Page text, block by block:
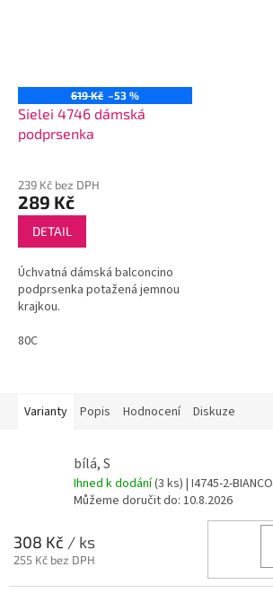
619 Kč –53 %
Sielei 4746 dámská
podprsenka
239 Kč bez DPH
289 Kč
DETAIL
Úchvatná dámská balconcino
podprsenka potažená jemnou
krajkou.
80C
Varianty Popis Hodnocení Diskuze
bílá, S
Ihned k dodání(3 ks) | I4745-2-BIANCO
Můžeme doručit do: 10.8.2026
308 Kč / ks
255 Kč bez DPH